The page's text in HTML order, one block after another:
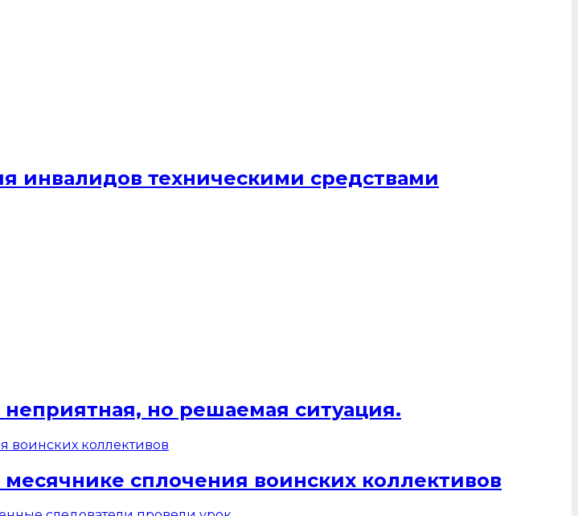
инвалидов техническими средствами
неприятная, но решаемая ситуация.
сплочения воинских коллективов